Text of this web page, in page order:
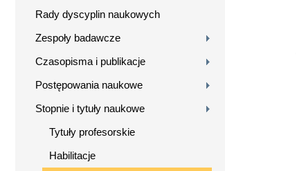
Rady dyscyplin naukowych
Zespoły badawcze
Czasopisma i publikacje
Postępowania naukowe
Stopnie i tytuły naukowe
Tytuły profesorskie
Habilitacje